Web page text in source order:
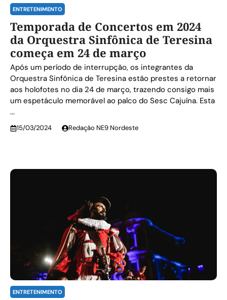
ENTRETENIMENTO
Temporada de Concertos em 2024
da Orquestra Sinfônica de Teresina
começa em 24 de março
Após um período de interrupção, os integrantes da
Orquestra Sinfônica de Teresina estão prestes a retornar
aos holofotes no dia 24 de março, trazendo consigo mais
um espetáculo memorável ao palco do Sesc Cajuína. Esta
...
15/03/2024 Redação NE9 Nordeste
ENTRETENIMENTO